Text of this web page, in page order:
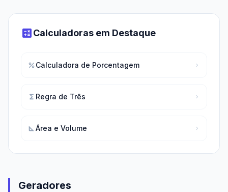
calculateCalculadoras em Destaque
percentCalculadora de Porcentagem chevron_right
functions Regra de Três chevron_right
square_foot Área e Volume chevron_right
Geradores